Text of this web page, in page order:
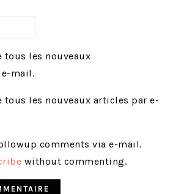
tous les nouveaux
mail.
tous les nouveaux articles par e-
comments via e-mail.
without commenting.